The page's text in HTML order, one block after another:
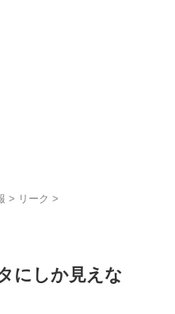
> リーク >
にしか見えな